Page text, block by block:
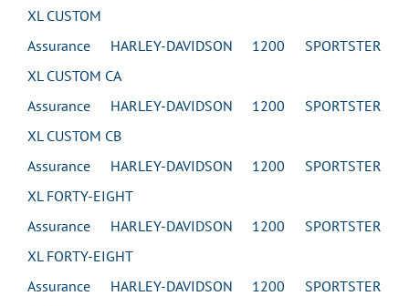
XL CUSTOM
Assurance HARLEY-DAVIDSON 1200 SPORTSTER
XL CUSTOM CA
Assurance HARLEY-DAVIDSON 1200 SPORTSTER
XL CUSTOM CB
Assurance HARLEY-DAVIDSON 1200 SPORTSTER
XL FORTY-EIGHT
Assurance HARLEY-DAVIDSON 1200 SPORTSTER
XL FORTY-EIGHT
Assurance HARLEY-DAVIDSON 1200 SPORTSTER